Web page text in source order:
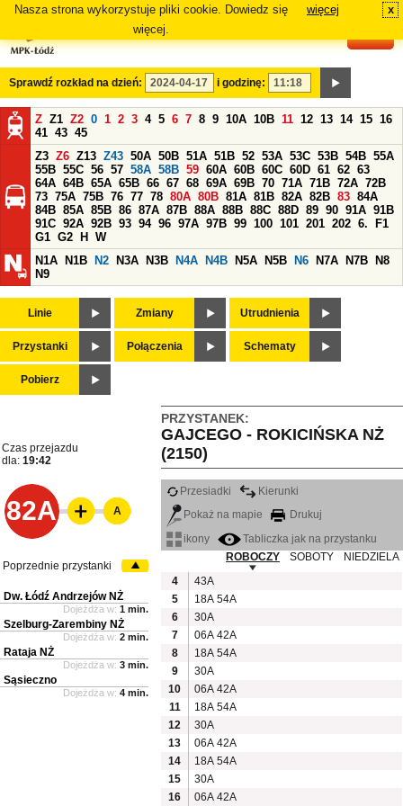
Nasza strona wykorzystuje pliki cookie. Dowiedz się
więcej.
więcej x
Sprawdź rozkład na dzień: i godzinę:
Z Z1 Z2 0 1 2 3 4 5 6 7 8 9 10A 10B 11 12 13 14 15 16
41 43 45
Z3 Z6 Z13 Z43 50A 50B 51A 51B 52 53A 53C 53B 54B 55A
55B 55C 56 57 58A 58B 59 60A 60B 60C 60D 61 62 63
64A 64B 65A 65B 66 67 68 69A 69B 70 71A 71B 72A 72B
73 75A 75B 76 77 78 80A 80B 81A 81B 82A 82B 83 84A
84B 85A 85B 86 87A 87B 88A 88B 88C 88D 89 90 91A 91B
91C 92A 92B 93 94 96 97A 97B 99 100 101 201 202 6.
F1
G1 G2 H
W
N1A
N1B N2 N3A N3B N4A N4B N5A N5B N6 N7A N7B
N8
N9
Linie Zmiany Utrudnienia
Przystanki Połączenia Schematy
Pobierz
PRZYSTANEK:
GAJCEGO - ROKICIŃSKA NŻ
(2150)
Czas przejazdu
dla: 19:42
82A
Przesiadki
Kierunki
Pokaż na mapie
Drukuj
ikony
Tabliczka jak na przystanku
ROBOCZY
SOBOTY
NIEDZIELA
4
43A
5
18A 54A
6
30A
7
06A 42A
8
18A 54A
9
30A
10
06A 42A
11
18A 54A
12
30A
13
06A 42A
14
18A 54A
15
30A
16
06A 42A
A
Poprzednie przystanki
Dw. Łódź Andrzejów NŻ
Dojeżdża w: 1 min.
Szelburg-Zarembiny NŻ
Dojeżdża w: 2 min.
Rataja NŻ
Dojeżdża w: 3 min.
Sąsieczno
Dojeżdża w: 4 min.